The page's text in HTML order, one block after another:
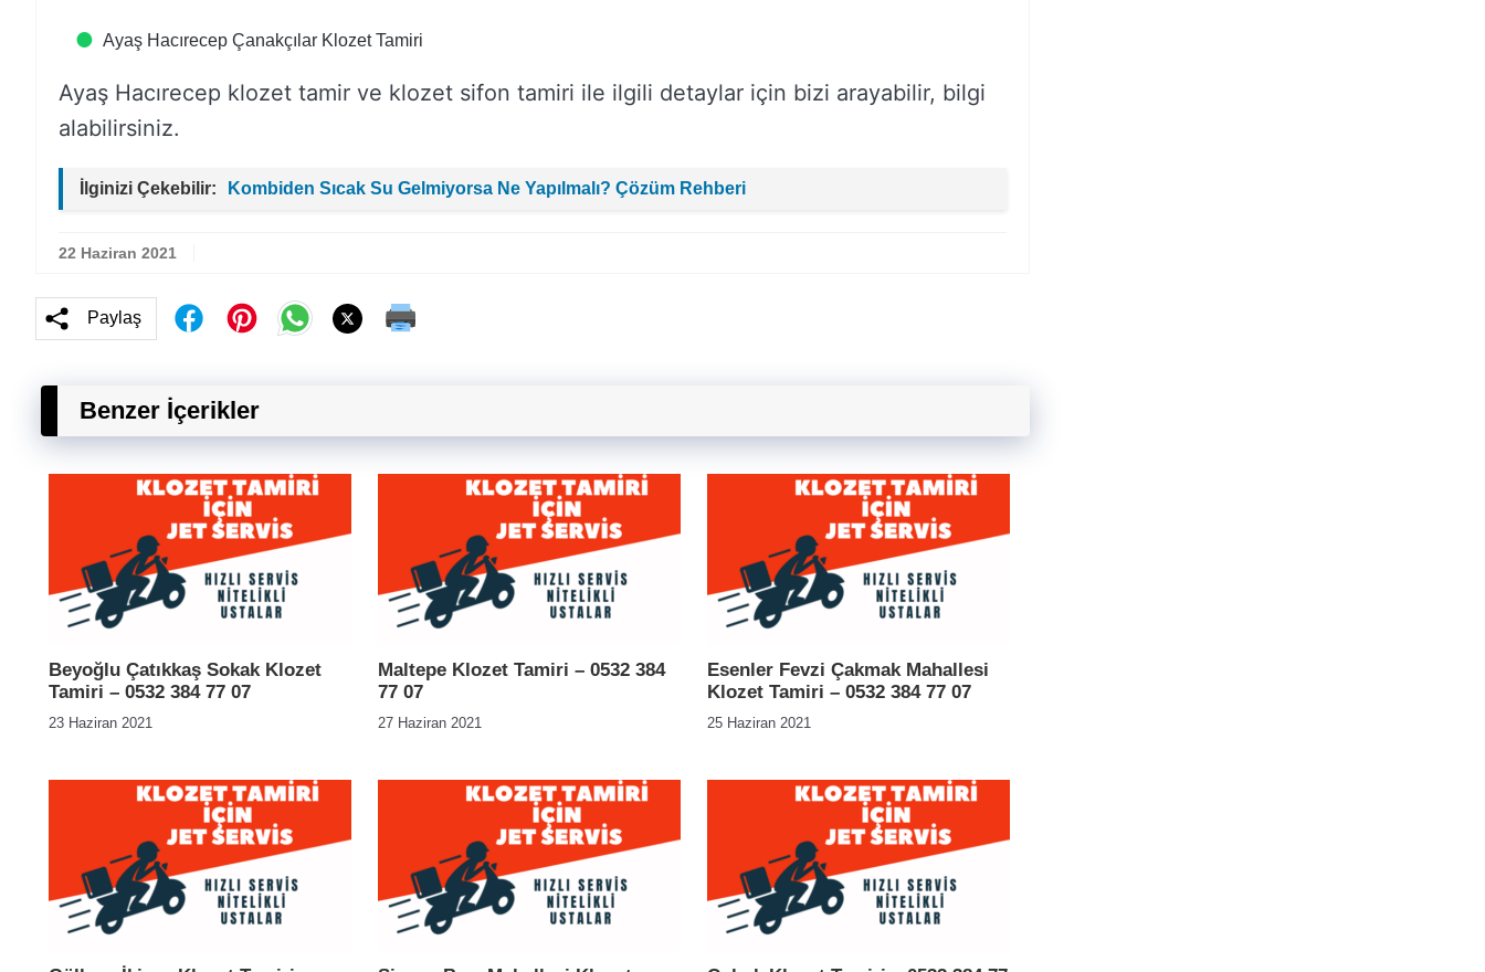
Ayaş Hacırecep Çanakçılar Klozet Tamiri
Ayaş Hacırecep klozet tamir ve klozet sifon tamiri ile ilgili detaylar için bizi arayabilir, bilgi
alabilirsiniz.
İlginizi Çekebilir: Kombiden Sıcak Su Gelmiyorsa Ne Yapılmalı? Çözüm Rehberi
22 Haziran 2021
Paylaş
Benzer İçerikler
Beyoğlu Çatıkkaş Sokak Klozet
Tamiri – 0532 384 77 07
23 Haziran 2021
Maltepe Klozet Tamiri – 0532 384
77 07
27 Haziran 2021
Esenler Fevzi Çakmak Mahallesi
Klozet Tamiri – 0532 384 77 07
25 Haziran 2021